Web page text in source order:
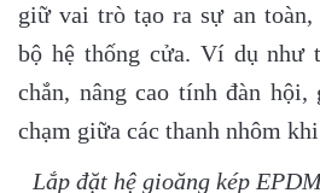
giữ vai trò tạo ra sự an toàn,
bộ hệ thống cửa. Ví dụ như
chắn, nâng cao tính đàn hội,
chạm giữa các thanh nhôm
Lắp đặt hệ gioăng kép